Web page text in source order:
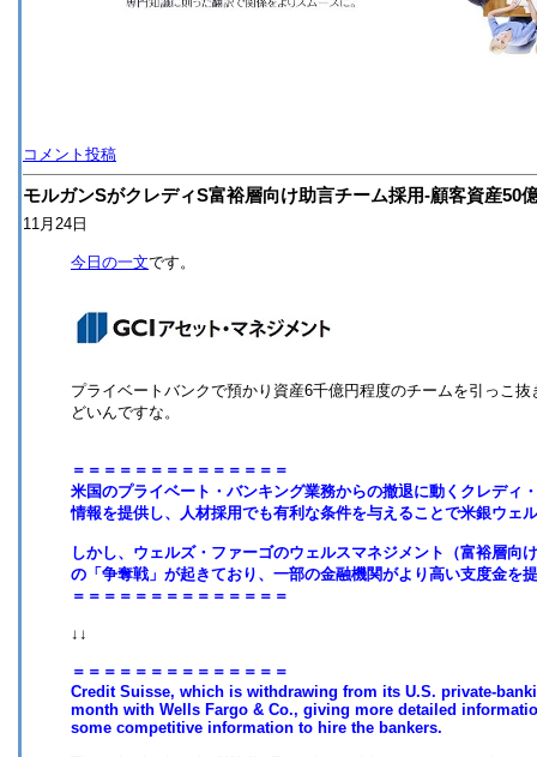
コメント投稿
モルガンSがクレディS富裕層向け助言チーム採用-顧客資産50
11月24日
今日の一文です。
プライベートバンクで預かり資産6千億円程度のチームを引っこ
どいんですな。
＝＝＝＝＝＝＝＝＝＝＝＝＝＝
米国のプライベート・バンキング業務からの撤退に動くクレディ
情報を提供し、人材採用でも有利な条件を与えることで米銀ウェ
しかし、ウェルズ・ファーゴのウェルスマネジメント（富裕層向
の「争奪戦」が起きており、一部の金融機関がより高い支度金を
＝＝＝＝＝＝＝＝＝＝＝＝＝＝
↓↓
＝＝＝＝＝＝＝＝＝＝＝＝＝＝
Credit Suisse, which is withdrawing from its U.S. private-
month with Wells Fargo & Co., giving more detailed
some competitive information to hire the bankers.